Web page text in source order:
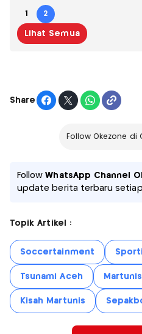
1 2
Lihat Semua
Share
Follow Okezone di
FollowWhatsApp Channel
update berita terbaru
Topik Artikel :
Soccertainment
Tsunami Aceh
Kisah Martunis